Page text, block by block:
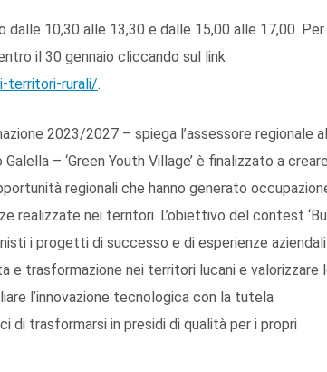
10,30 alle 13,30 e dalle 15,00 alle 17,00. Per
il 30 gennaio cliccando sul link
territori-rurali/.
2023/2027 – spiega l’assessore regionale
– ‘Green Youth Village’ è finalizzato a creare
regionali che hanno generato
realizzate nei territori. L’obiettivo del contest
i progetti di successo e di esperienze aziendali
e trasformazione nei territori lucani e valorizzare
l’innovazione tecnologica con la tutela
di trasformarsi in presidi di qualità per i propri